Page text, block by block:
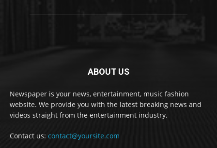
ABOUT US
Newspaper is your news, entertainment, music fashion
website. We provide you with the latest breaking news and
videos straight from the entertainment industry.
Contact us: contact@yoursite.com